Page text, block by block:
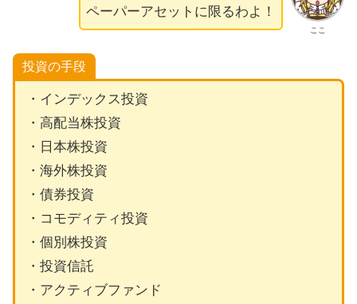
ここ
ペーパーアセットに限るわよ！
投資の手段
・インデックス投資
・高配当株投資
・日本株投資
・海外株投資
・債券投資
・コモディティ投資
・個別株投資
・投資信託
・アクティブファンド